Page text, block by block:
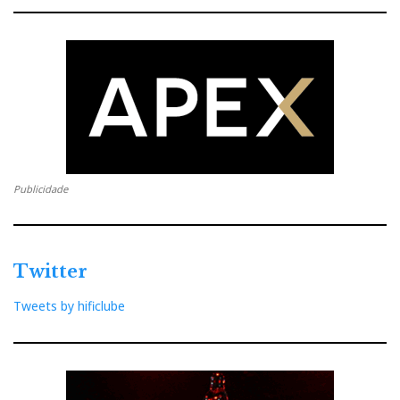
Publicidade
Twitter
Tweets by hificlube